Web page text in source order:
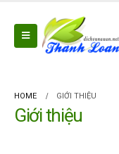
HOME GIỚI THIỆU
Giới thiệu